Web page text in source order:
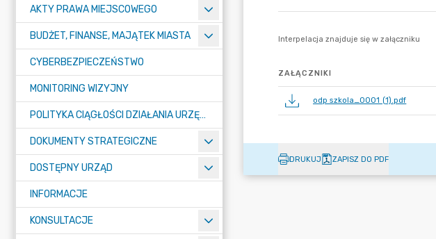
AKTY PRAWA MIEJSCOWEGO
BUDŻET, FINANSE, MAJĄTEK MIASTA
CYBERBEZPIECZEŃSTWO
MONITORING WIZYJNY
POLITYKA CIĄGŁOŚCI DZIAŁANIA URZĘDU MIASTA ŻORY
DOKUMENTY STRATEGICZNE
DOSTĘPNY URZĄD
INFORMACJE
KONSULTACJE
ZAŁĄCZNIKI
odp szkola_0001 (1).pdf
DRUKUJ ZAPISZ DO PDF